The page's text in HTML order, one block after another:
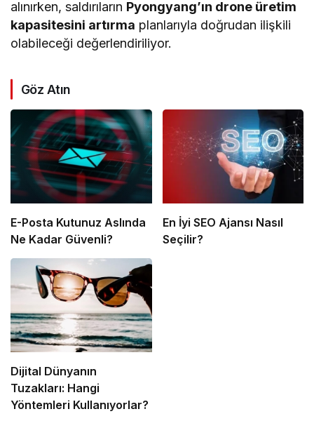
alınırken, saldırıların Pyongyang’ın drone üretim
kapasitesini artırma planlarıyla doğrudan ilişkili
olabileceği değerlendiriliyor.
Göz Atın
E-Posta Kutunuz Aslında
Ne Kadar Güvenli?
En İyi SEO Ajansı Nasıl
Seçilir?
Dijital Dünyanın
Tuzakları: Hangi
Yöntemleri Kullanıyorlar?